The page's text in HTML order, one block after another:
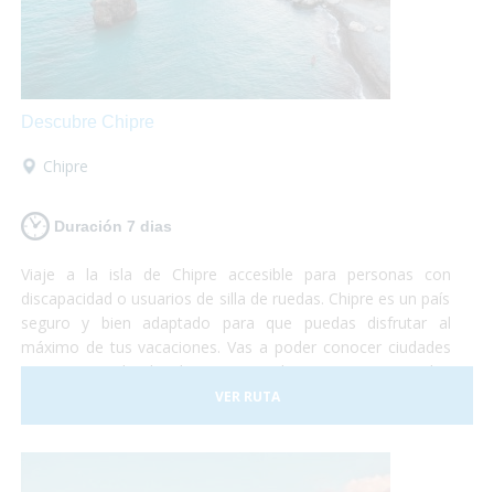
Descubre Chipre
Chipre
Duración 7 dias
Viaje a la isla de Chipre accesible para personas con
discapacidad o usuarios de silla de ruedas. Chipre es un país
seguro y bien adaptado para que puedas disfrutar al
máximo de tus vacaciones. Vas a poder conocer ciudades
pintorescas donde degustar un buen vino, visitar las
grandes montañas de la isla, conocer la capital del país y
relajarte en alguna de las 29 playas accesibles de agua
VER RUTA